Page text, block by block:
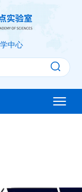
中心
Toggle